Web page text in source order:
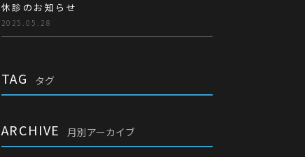
休診のお知らせ
2025.05.28
TAG タグ
ARCHIVE 月別アーカイブ